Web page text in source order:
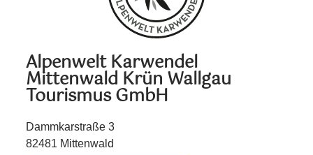
Alpenwelt Karwendel
Mittenwald Krün Wallgau
Tourismus GmbH
Dammkarstraße 3
82481 Mittenwald